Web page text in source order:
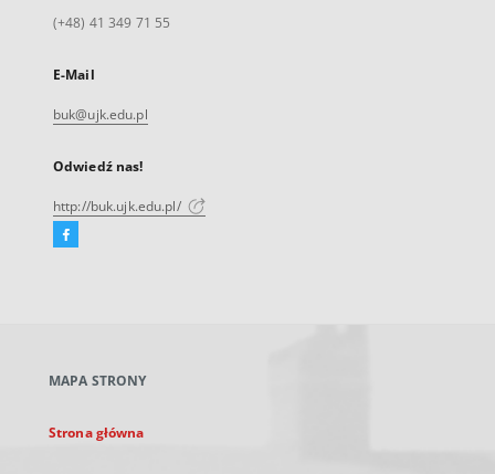
(+48) 41 349 71 55
E-Mail
buk@ujk.edu.pl
Odwiedź nas!
http://buk.ujk.edu.pl/
Facebook
karcie
MAPA STRONY
Strona główna